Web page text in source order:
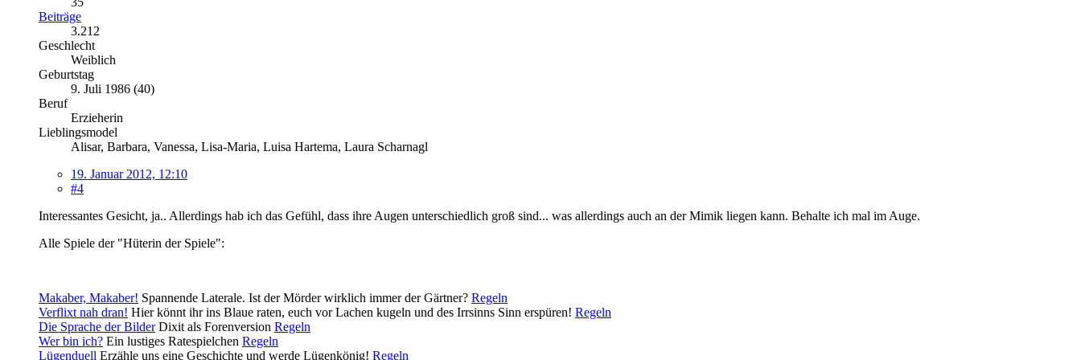
Beiträge
3.212
Geschlecht
Weiblich
Geburtstag
9. Juli 1986 (40)
Beruf
Erzieherin
Lieblingsmodel
Alisar, Barbara, Vanessa, Lisa-Maria, Luisa Hartema, Laura Scharnagl
19. Januar 2012, 12:10
#4
Interessantes Gesicht, ja.. Allerdings hab ich das Gefühl, dass ihre Augen unterschiedlich groß sind... was allerdings auch an der Mimik liegen kann. Behalte ich mal im Auge.
Alle Spiele der "Hüterin der Spiele":
Makaber, Makaber! Spannende Laterale. Ist der Mörder wirklich immer der Gärtner? Regeln
Verflixt nah dran! Hier könnt ihr ins Blaue raten, euch vor Lachen kugeln und des Irrsinns Sinn erspüren! Regeln
Die Sprache der BilderDixit als Forenversion Regeln
Wer bin ich? Ein lustiges Ratespielchen Regeln
Lügenduell Erzähle uns eine Geschichte und werde Lügenkönig! Regeln